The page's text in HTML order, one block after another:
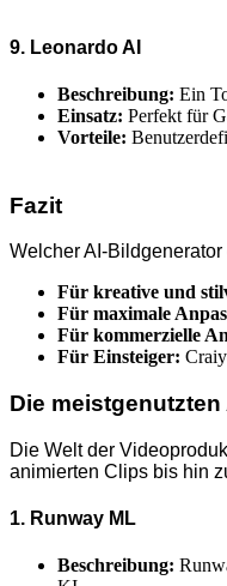
9. Leonardo AI
Beschreibung: Ein
Einsatz: Perfekt für
Vorteile:
Fazit
Welcher AI-
Für kreative und
Für maximale
Für kommerzielle
Für Einsteiger:
Die
Die Welt der
animierten Clips bis hin
1. Runway ML
Beschreibung: